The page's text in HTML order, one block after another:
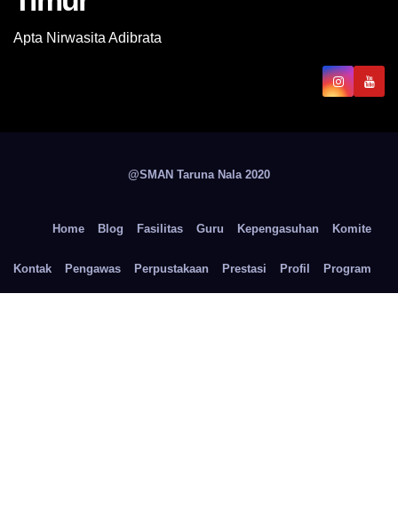
Apta Nirwasita Adibrata
@SMAN Taruna Nala 2020
Home Blog Fasilitas Guru Kepengasuhan Komite
Kontak Pengawas Perpustakaan Prestasi Profil Program